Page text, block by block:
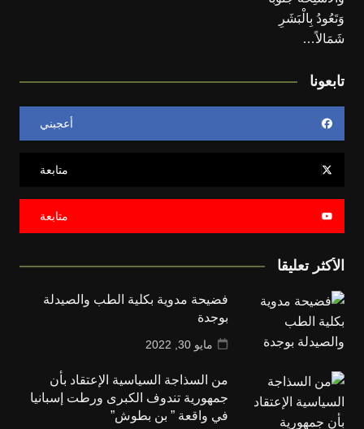
تابعونا
أعجبني
متابعة
متابعة
الأكثر تعليقا
فضيحة مدوية بكلية الطب والصيدلة
بوجدة
مايو 30, 2022
من السذاجة السياسية الإعتقاد بأن
جمهورية تندوف الكبرى ورطت إسبانيا
في واقعة ” بن بطوش”